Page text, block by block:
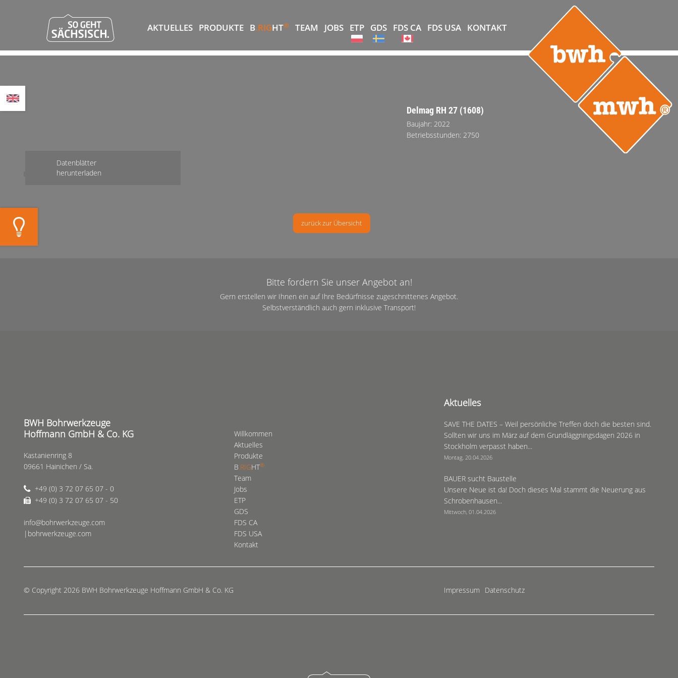
AKTUELLES PRODUKTE B.RIGHT® TEAM JOBS ETP GDS FDS CA FDS USA KONTAKT
Delmag RH 27 (1608)
Baujahr: 2022
Betriebsstunden: 2750
Datenblätter
herunterladen
zurück zur Übersicht
Bitte fordern Sie unser Angebot an!
Gern erstellen wir Ihnen ein auf Ihre Bedürfnisse zugeschnittenes Angebot.
Selbstverständlich auch gern inklusive Transport!
BWH Bohrwerkzeuge
Hoffmann GmbH & Co. KG
Kastanienring 8
09661 Hainichen / Sa.
+49 (0) 3 72 07 65 07 - 0
+49 (0) 3 72 07 65 07 - 50
info@bohrwerkzeuge.com
|bohrwerkzeuge.com
Willkommen
Aktuelles
Produkte
B.RIGHT®
Team
Jobs
ETP
GDS
FDS CA
FDS USA
Kontakt
Aktuelles
SAVE THE DATES – Weil persönliche Treffen doch die besten sind.
Sollten wir uns im März auf dem Grundläggningsdagen 2026 in
Stockholm verpasst haben...
Montag, 20.04.2026
BAUER sucht Baustelle
Unsere Neue ist da! Doch dieses Mal stammt die Neuerung aus
Schrobenhausen...
Mittwoch, 01.04.2026
© Copyright 2026 BWH Bohrwerkzeuge Hoffmann GmbH & Co. KG Impressum Datenschutz